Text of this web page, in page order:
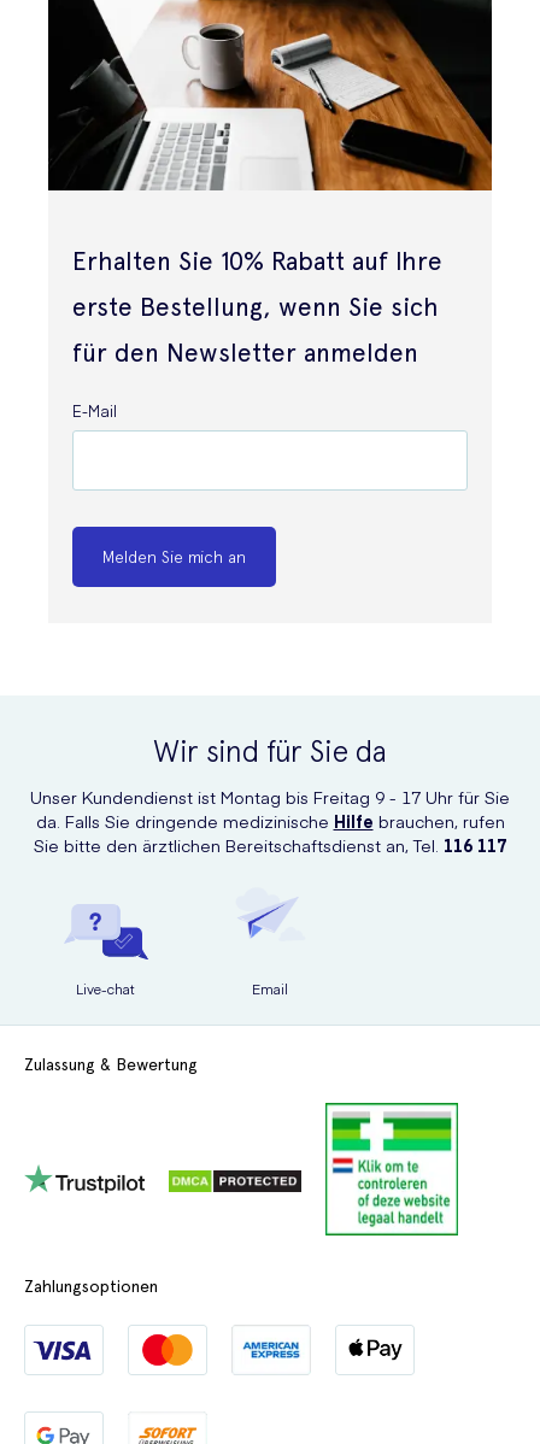
Erhalten Sie 10% Rabatt auf Ihre
erste Bestellung, wenn Sie sich
für den Newsletter anmelden
E-Mail
Melden Sie mich an
Wir sind für Sie da
Unser Kundendienst ist Montag bis Freitag 9 - 17 Uhr für Sie
da. Falls Sie dringende medizinische Hilfe brauchen, rufen
Sie bitte den ärztlichen Bereitschaftsdienst an, Tel. 116 117
Live-chat Email
Zulassung & Bewertung
Zahlungsoptionen